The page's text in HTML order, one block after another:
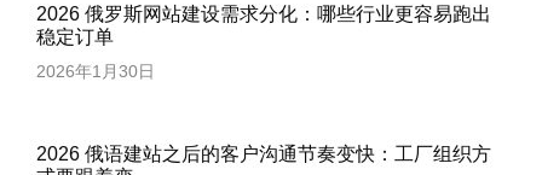
2026 俄罗斯网站建设需求分化：哪些行业更容易跑出
稳定订单
2026年1月30日
2026 俄语建站之后的客户沟通节奏变快：工厂组织方